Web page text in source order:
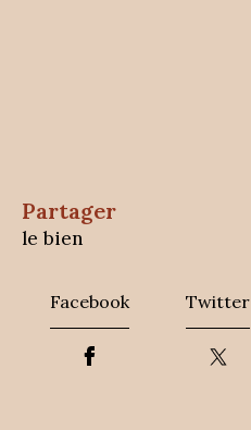
partager
le bien
Facebook Twitter